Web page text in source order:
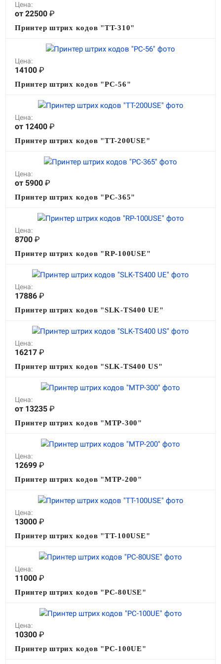
Цена:
от 22500 ₽
Принтер штрих кодов "TT-310"
Цена:
14100 ₽
Принтер штрих кодов "PC-56"
Цена:
от 12400 ₽
Принтер штрих кодов "TT-200USE"
Цена:
от 5900 ₽
Принтер штрих кодов "PC-365"
Цена:
8700 ₽
Принтер штрих кодов "RP-100USE"
Цена:
17886 ₽
Принтер штрих кодов "SLK-TS400 UE"
Цена:
16217 ₽
Принтер штрих кодов "SLK-TS400 US"
Цена:
от 13235 ₽
Принтер штрих кодов "MTP-300"
Цена:
12699 ₽
Принтер штрих кодов "MTP-200"
Цена:
13000 ₽
Принтер штрих кодов "TT-100USE"
Цена:
11000 ₽
Принтер штрих кодов "PC-80USE"
Цена:
10300 ₽
Принтер штрих кодов "PC-100UE"